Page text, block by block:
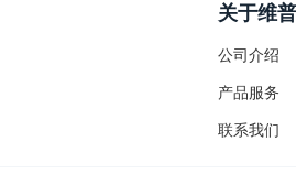
关于维普
公司介绍
产品服务
联系我们